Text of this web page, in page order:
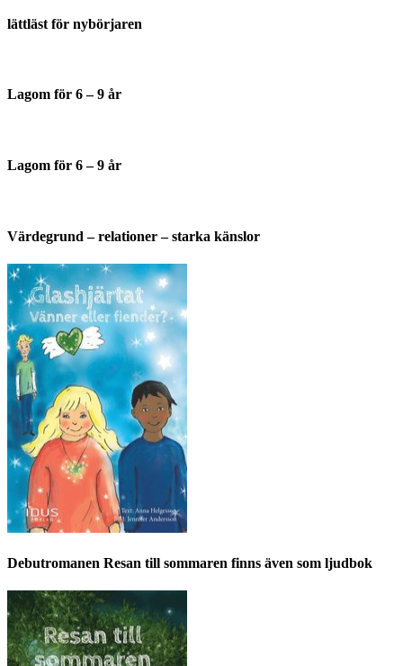
lättläst för nybörjaren
Lagom för 6 – 9 år
Lagom för 6 – 9 år
Värdegrund – relationer – starka känslor
Debutromanen Resan till sommaren finns även som ljudbok